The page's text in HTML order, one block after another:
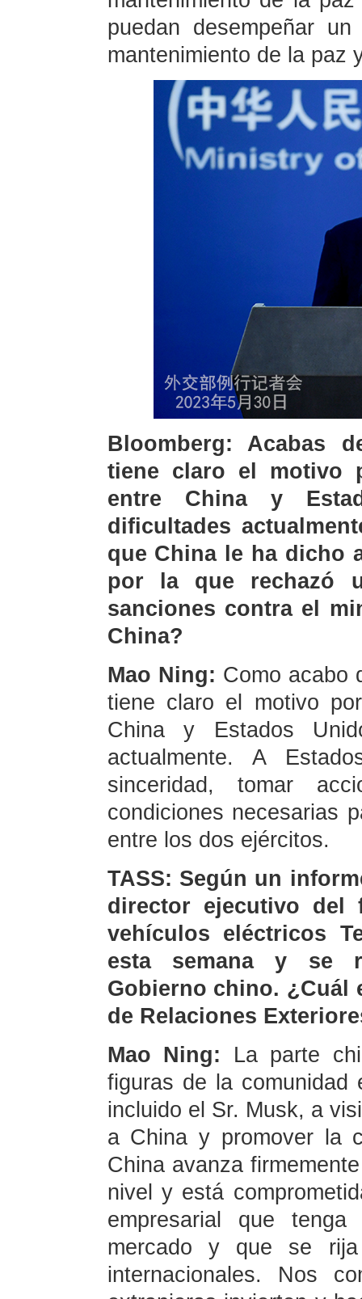
puedan desempeñar
mantenimiento de la paz
Bloomberg: Acabas
tiene claro el motivo
entre China y
dificultades
que China le ha dicho
por la que rechazó
sanciones contra el
China?
Mao Ning: Como acabo
tiene claro el motivo
China y Estados
actualmente. A
sinceridad, tomar
condiciones necesarias
entre los dos ejércitos.
TASS: Según un
director ejecutivo del
vehículos eléctricos
esta semana y se
Gobierno chino. ¿Cuál
de Relaciones
Mao Ning: La parte
figuras de la comunidad
incluido el Sr. Musk, a
a China y promover la
China avanza
nivel y está
empresarial que
mercado y que se
internacionales. Nos